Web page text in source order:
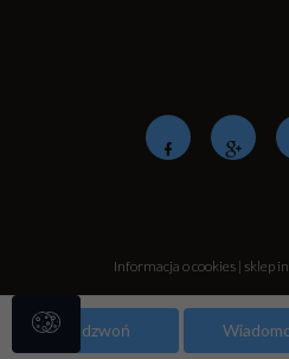
Zadzwoń
Informacja o cookies| sklep